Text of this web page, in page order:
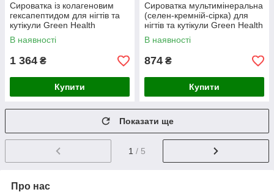
Сироватка із колагеновим
гексапептидом для нігтів та
кутікули Green Health
ОКР-008, 30 мл
В наявності
1 364 ₴
Купити
Сироватка мультимінеральна
(селен-кремній-сірка) для
нігтів та кутікули Green Health
ОКР-009, 30 мл
В наявності
874 ₴
Купити
Показати ще
1 / 5
Про нас